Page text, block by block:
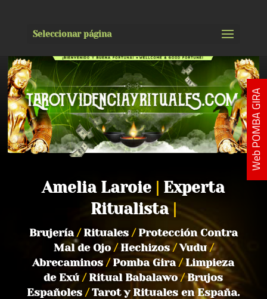
Seleccionar página
Amelia Laroie
Experta
Ritualista
Brujería /Rituales /Protección Contra
Mal de Ojo /Hechizos/Vudu/
Abrecaminos/Pomba Gira/Limpieza
de Exú/Ritual Babalawo/Brujos
Españoles/Tarot y Rituales en España.
Web POMBA GIRA